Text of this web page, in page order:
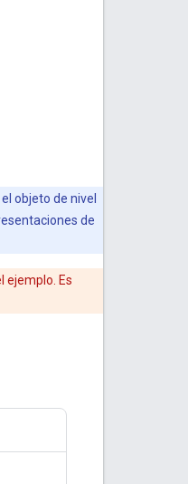
objeto de nivel
de
ejemplo. Es